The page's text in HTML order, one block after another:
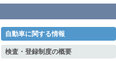
自動車に関する情報
検査・登録制度の概要